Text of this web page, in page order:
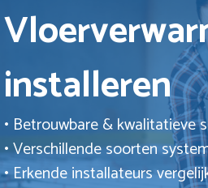
installeren
• Betrouwbare & kwalitatieve
• Verschillende soorten
• Erkende installateurs